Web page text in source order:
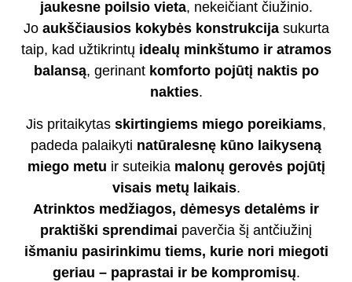
jaukesne poilsio vieta, nekeičiant čiužinio.
Jo aukščiausios kokybės konstrukcijasukurta
taip, kad užtikrintų idealų minkštumo ir atramos
balansą, gerinant komforto pojūtį naktis po
nakties.
Jis pritaikytas skirtingiems miego poreikiams,
padeda palaikyti natūralesnę kūno laikyseną
miego metu ir suteikia malonų gerovės pojūtį
visais metų laikais.
Atrinktos medžiagos, dėmesys detalėms ir
praktiški sprendimai paverčia šį antčiužinį
išmaniu pasirinkimu tiems, kurie nori miegoti
geriau – paprastai ir be kompromisų.